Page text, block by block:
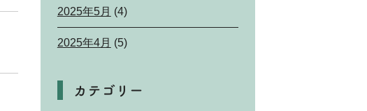
2025年5月 (4)
2025年4月 (5)
カテゴリー